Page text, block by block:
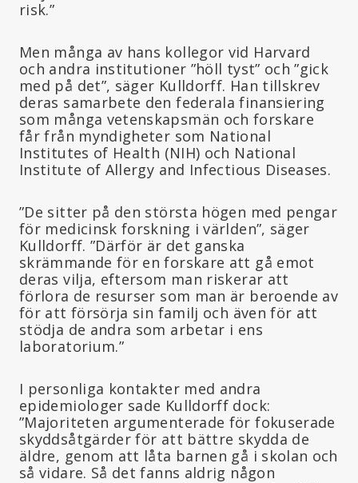
risk.”
Men många av hans kollegor vid Harvard
och andra institutioner ”höll tyst” och ”gick
med på det”, säger Kulldorff. Han tillskrev
deras samarbete den federala finansiering
som många vetenskapsmän och forskare
får från myndigheter som National
Institutes of Health (NIH) och National
Institute of Allergy and Infectious Diseases.
”De sitter på den största högen med pengar
för medicinsk forskning i världen”, säger
Kulldorff. ”Därför är det ganska
skrämmande för en forskare att gå emot
deras vilja, eftersom man riskerar att
förlora de resurser som man är beroende av
för att försörja sin familj och även för att
stödja de andra som arbetar i ens
laboratorium.”
I personliga kontakter med andra
epidemiologer sade Kulldorff dock:
”Majoriteten argumenterade för fokuserade
skyddsåtgärder för att bättre skydda de
äldre, genom att låta barnen gå i skolan och
så vidare. Så det fanns aldrig någon